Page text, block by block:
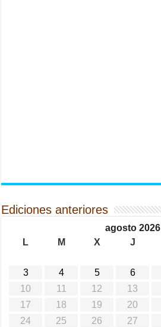
Ediciones anteriores
agosto 2026
L
M X J
3
4 5 6
10
11 12 13
17
18 19 20
24
25 26 27